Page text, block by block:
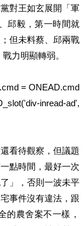
對王如玄展開「軍
邱毅，第一時間就
但未料蔡、邱兩戰
力明顯轉弱。
= ONEAD.cmd
inread-ad',
看待觀察，但議題
點時間，最好一次
」，否則一波未平
事件沒有違法，跟
的農舍案不一樣，